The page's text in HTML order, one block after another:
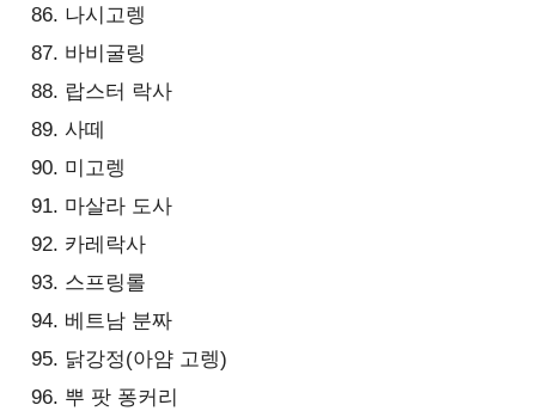
나시고렝
바비굴링
랍스터 락사
사떼
미고렝
마살라 도사
카레락사
스프링롤
베트남 분짜
닭강정(아얌 고렝)
뿌 팟 퐁커리